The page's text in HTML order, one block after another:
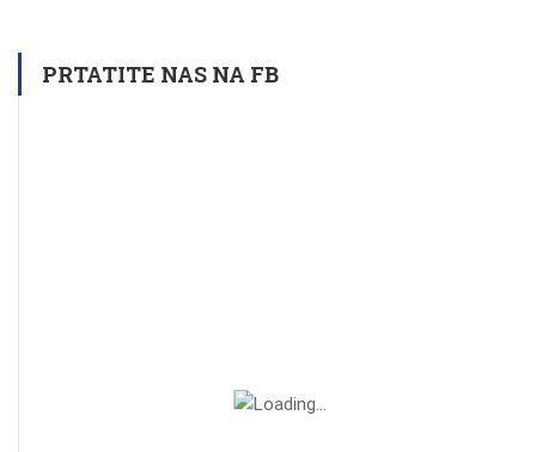
PRTATITE NAS NA FB